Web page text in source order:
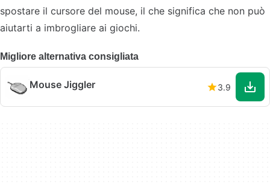
spostare il cursore del mouse, il che significa che non può
aiutarti a imbrogliare ai giochi.
Migliore alternativa consigliata
Mouse Jiggler 3.9